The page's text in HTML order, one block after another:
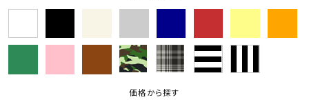
価格から探す